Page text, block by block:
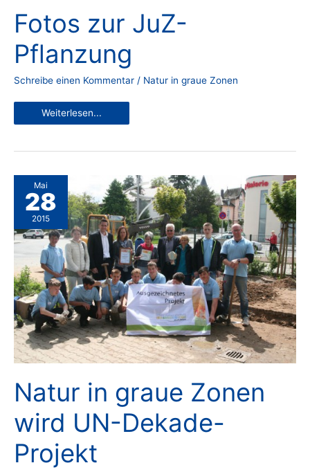
Fotos zur JuZ-
Pflanzung
Schreibe einen Kommentar / Natur in graue Zonen
Fotos
Weiterlesen...
Mai
28
2015
Natur in graue Zonen
wird UN-Dekade-
Projekt